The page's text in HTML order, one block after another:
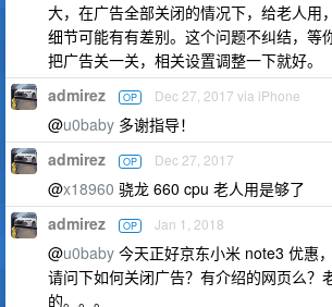
大，在广告全部关闭的情况下，给老人用
细节可能有有差别。这个问题不纠结，等
把广告关一关，相关设置调整一下就好。
admirez OP Dec 27, 2017 via iPhone
@u0baby 多谢指导！
admirez OP Dec 27, 2017
@x18960 骁龙 660 cpu 老人用是够了
admirez OP Jan 1, 2018
@u0baby 今天正好京东小米 note3 优惠
请问下如何关闭广告？有介绍的网页么？
的。。。